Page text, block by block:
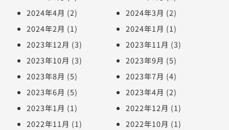
2024年4月 (2) 2024年3月 (2)
2024年2月 (1) 2024年1月 (1)
2023年12月 (3) 2023年11月 (3)
2023年10月 (3) 2023年9月 (5)
2023年8月 (5) 2023年7月 (4)
2023年6月 (5) 2023年4月 (2)
2023年1月 (1) 2022年12月 (1)
2022年11月 (1) 2022年10月 (1)